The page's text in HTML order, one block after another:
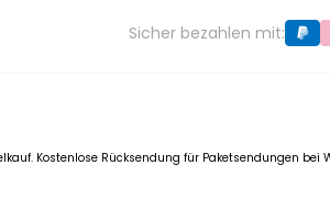
Sicher bezahlen mit:
Kostenlose Rücksendung für Paketsendungen bei